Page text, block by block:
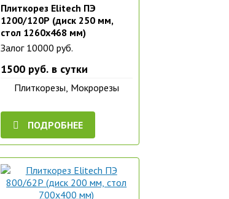
Плиткорез Elitech ПЭ
1200/120Р (диск 250 мм,
стол 1260x468 мм)
Залог 10000 руб.
1500 руб. в сутки
Плиткорезы, Мокрорезы
ПОДРОБНЕЕ